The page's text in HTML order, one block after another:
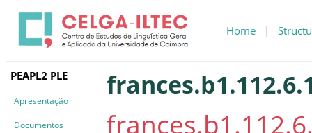
Home |
PEAPL2 PLE
Apresentação
Documentos